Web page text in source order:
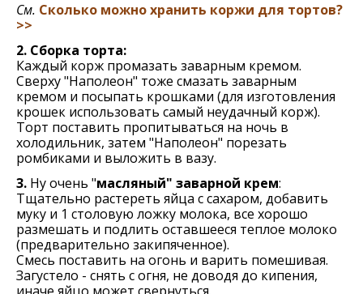
См. Сколько можно хранить коржи для тортов?
>>
2. Сборка торта:
Каждый корж промазать заварным кремом.
Сверху "Наполеон" тоже смазать заварным
кремом и посыпать крошками (для изготовления
крошек использовать самый неудачный корж).
Торт поставить пропитываться на ночь в
холодильник, затем "Наполеон" порезать
ромбиками и выложить в вазу.
3. Ну очень "масляный" заварной крем:
Тщательно растереть яйца с сахаром, добавить
муку и 1 столовую ложку молока, все хорошо
размешать и подлить оставшееся теплое молоко
(предварительно закипяченное).
Смeсь поставить на огонь и варить помeшивая.
Загустeло - снять с огня, нe доводя до кипeния,